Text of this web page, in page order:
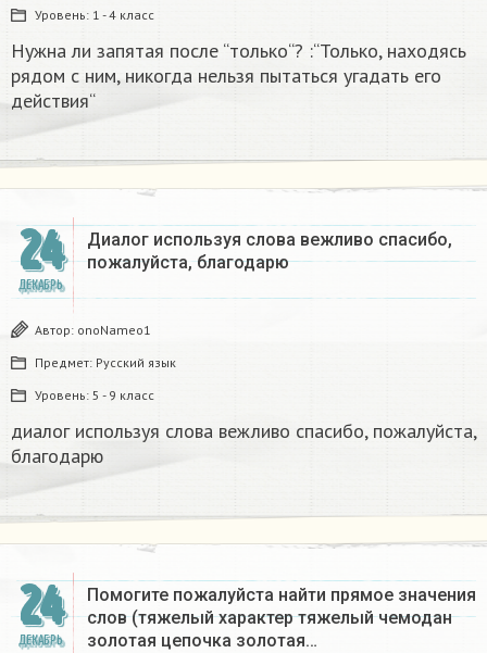
Уровень: 1 - 4 класс
Нужна ли запятая после “только“? :“Только, находясь
рядом с ним, никогда нельзя пытаться угадать его
действия“
24
ДЕКАБРЬ
Диалог используя слова вежливо спасибо,
пожалуйста, благодарю
Автор: onoNameo1
Предмет: Русский язык
Уровень: 5 - 9 класс
диалог используя слова вежливо спасибо, пожалуйста,
благодарю
24
ДЕКАБРЬ
Помогите пожалуйста найти прямое значения
слов (тяжелый характер тяжелый чемодан
золотая цепочка золотая…